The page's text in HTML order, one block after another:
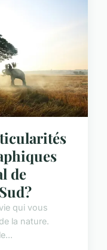
de
qui vous
la nature.